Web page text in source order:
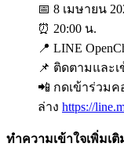
📅 8 เมษายน
⏰ 20:00 น.
📍 LINE
📌 ติดตามและเ
📲 กดเข้าร่วม
ล่าง https://
ทำความเข้าใจเพิ่มเ